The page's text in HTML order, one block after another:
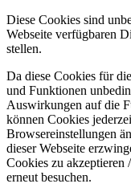
Diese Cookies sind
Webseite verfügbaren
stellen.
Da diese Cookies für
und Funktionen
Auswirkungen auf die
können Cookies
Browsereinstellungen
dieser Webseite
Cookies zu akzeptieren
erneut besuchen.